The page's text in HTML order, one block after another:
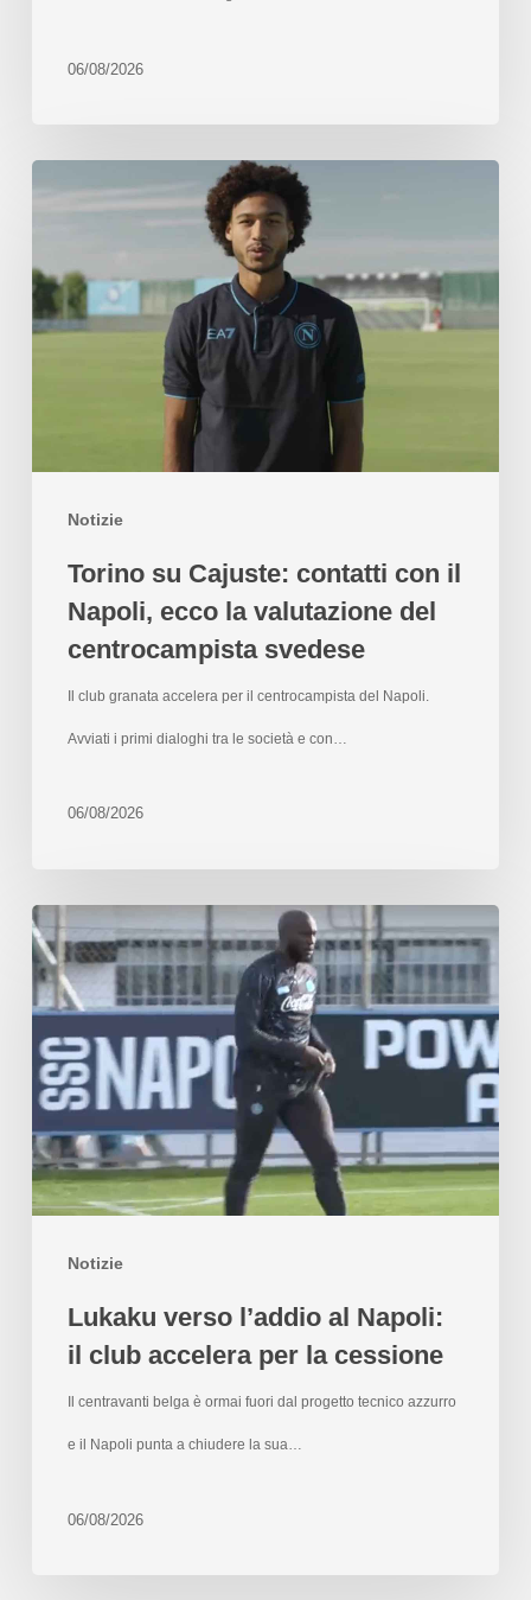
06/08/2026
Notizie
Torino su Cajuste: contatti con il
Napoli, ecco la valutazione del
centrocampista svedese
Il club granata accelera per il centrocampista del Napoli.
Avviati i primi dialoghi tra le società e con…
06/08/2026
Notizie
Lukaku verso l’addio al Napoli:
il club accelera per la cessione
Il centravanti belga è ormai fuori dal progetto tecnico azzurro
e il Napoli punta a chiudere la sua…
06/08/2026